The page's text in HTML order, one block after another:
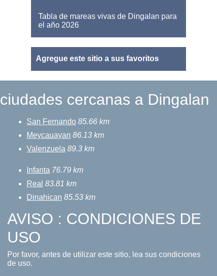
Tabla de mareas vivas de Dingalan para
el año 2026
Agregue este sitio a sus favoritos
ciudades cercanas a Dingalan
San Fernando 85.66 km
Meycauayan 86.13 km
Valenzuela 89.3 km
Infanta 76.79 km
Real 83.81 km
Dinahican 85.53 km
AVISO : CONDICIONES DE
USO
Por favor, antes de utilizar este sitio, lea sus condiciones
de uso.